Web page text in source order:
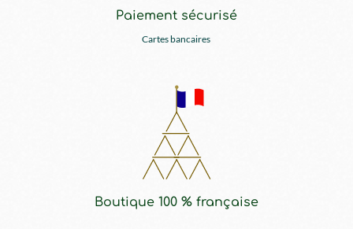
Paiement sécurisé
Cartes bancaires
Boutique 100 % française